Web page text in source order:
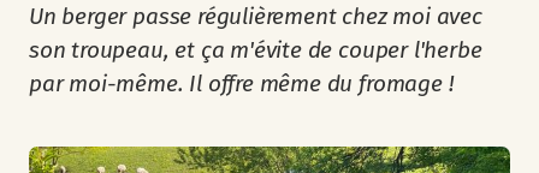
Un berger passe régulièrement chez moi avec
son troupeau, et ça m'évite de couper l'herbe
par moi-même. Il offre même du fromage !